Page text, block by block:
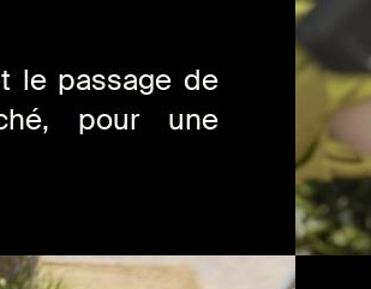
le passage de
pour une